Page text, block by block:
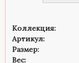
Коллекция:
Артикул:
Размер:
Вес: